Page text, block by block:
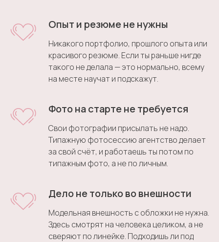
Опыт и резюме не нужны
Никакого портфолио, прошлого опыта или
красивого резюме. Если ты раньше нигде
такого не делала — это нормально, всему
на месте научат и подскажут.
Фото на старте не требуется
Свои фотографии присылать не надо.
Типажную фотосессию агентство делает
за свой счёт, и работаешь ты потом по
типажным фото, а не по личным.
Дело не только во внешности
Модельная внешность с обложки не нужна.
Здесь смотрят на человека целиком, а не
сверяют по линейке. Подходишь ли под